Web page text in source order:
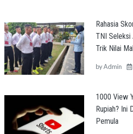
Rahasia
TNI Seleksi
Trik Nilai
byAdmin
1000 View
Rupiah? Ini
Pemula